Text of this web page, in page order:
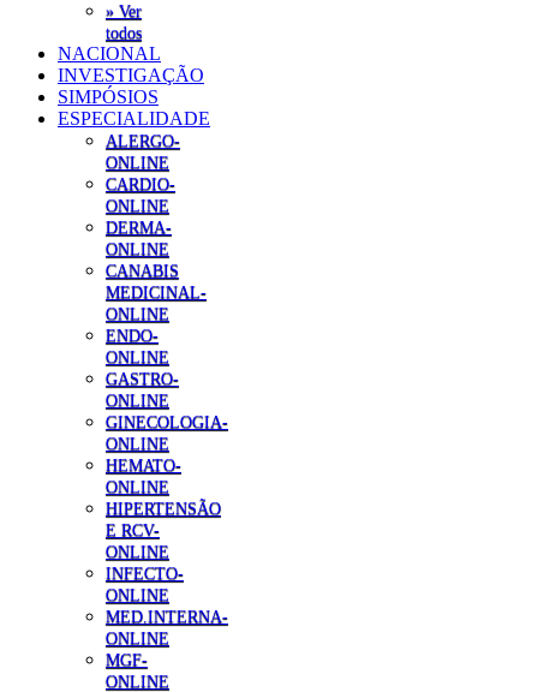
» Ver
todos
NACIONAL
INVESTIGAÇÃO
SIMPÓSIOS
ESPECIALIDADE
ALERGO-
ONLINE
CARDIO-
ONLINE
DERMA-
ONLINE
CANABIS
MEDICINAL-
ONLINE
ENDO-
ONLINE
GASTRO-
ONLINE
GINECOLOGIA-
ONLINE
HEMATO-
ONLINE
HIPERTENSÃO
E RCV-
ONLINE
INFECTO-
ONLINE
MED.INTERNA-
ONLINE
MGF-
ONLINE